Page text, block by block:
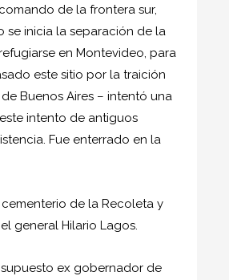
de la frontera sur,
se inicia la separación de la
en Montevideo, para
este sitio por la traición
Buenos Aires – intentó una
intento de antiguos
Fue enterrado en la
cementerio de la Recoleta y
general Hilario Lagos.
ex gobernador de